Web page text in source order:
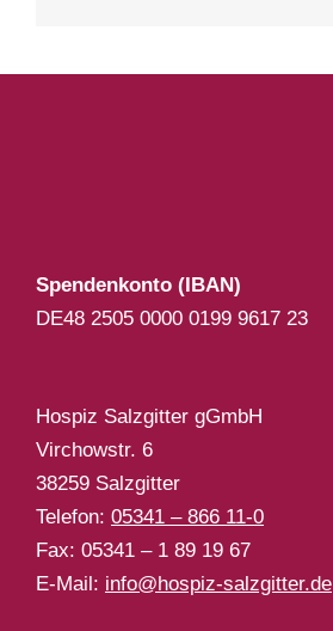
Spendenkonto (IBAN)
DE48 2505 0000 0199 9617 23
Hospiz Salzgitter gGmbH
Virchowstr. 6
38259 Salzgitter
Telefon: 05341 – 866 11-0
Fax: 05341 – 1 89 19 67
E-Mail: info@hospiz-salzgitter.de